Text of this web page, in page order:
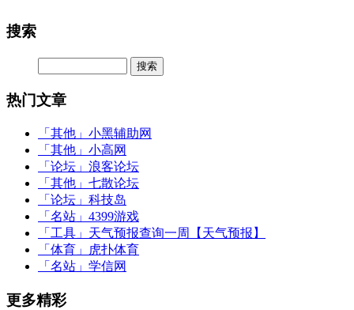
搜索
热门文章
「其他」 小黑辅助网
「其他」 小高网
「论坛」 浪客论坛
「其他」 七散论坛
「论坛」 科技岛
「名站」 4399游戏
「工具」 天气预报查询一周【天气预报】
「体育」
虎扑体育
「名站」 学信网
更多精彩